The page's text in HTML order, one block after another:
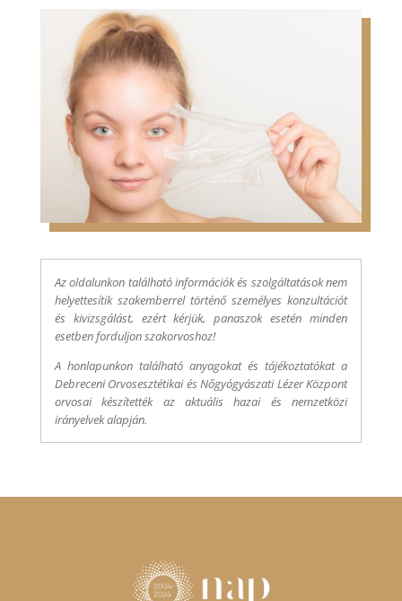
Az oldalunkon található információk és szolgáltatások nem
helyettesítik szakemberrel történő személyes konzultációt
és kivizsgálást, ezért kérjük, panaszok esetén minden
esetben forduljon szakorvoshoz!
A honlapunkon található anyagokat és tájékoztatókat a
Debreceni Orvosesztétikai és Nőgyógyászati Lézer Központ
orvosai készítették az aktuális hazai és nemzetközi
irányelvek alapján.